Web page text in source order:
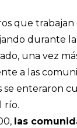
que
durante
una vez
a las
se enteraron
río.
las